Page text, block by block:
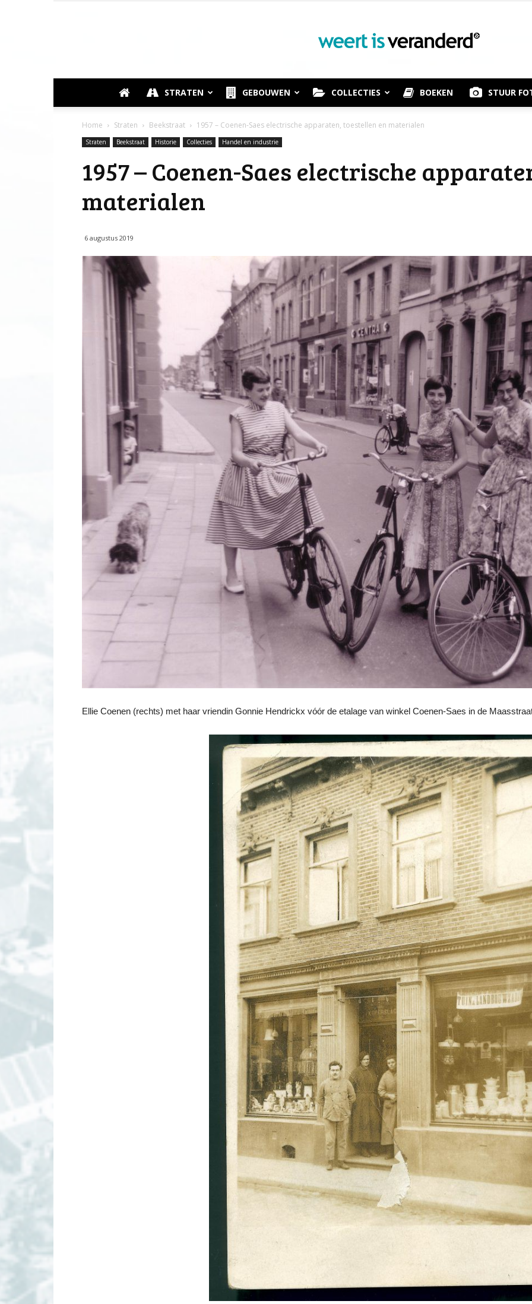
Weert
is
Veranderd
STRATEN GEBOUWEN COLLECTIES BOEKEN STUUR
Home Straten Beekstraat 1957 – Coenen-Saes electrische apparaten, toestellen en materialen
Straten Beekstraat Historie Collecties Handel en industrie
1957 – Coenen-Saes electrische
materialen
6 augustus 2019
Ellie Coenen (rechts) met haar vriendin Gonnie Hendrickx vóór de etalage van winkel Coenen-Saes in de